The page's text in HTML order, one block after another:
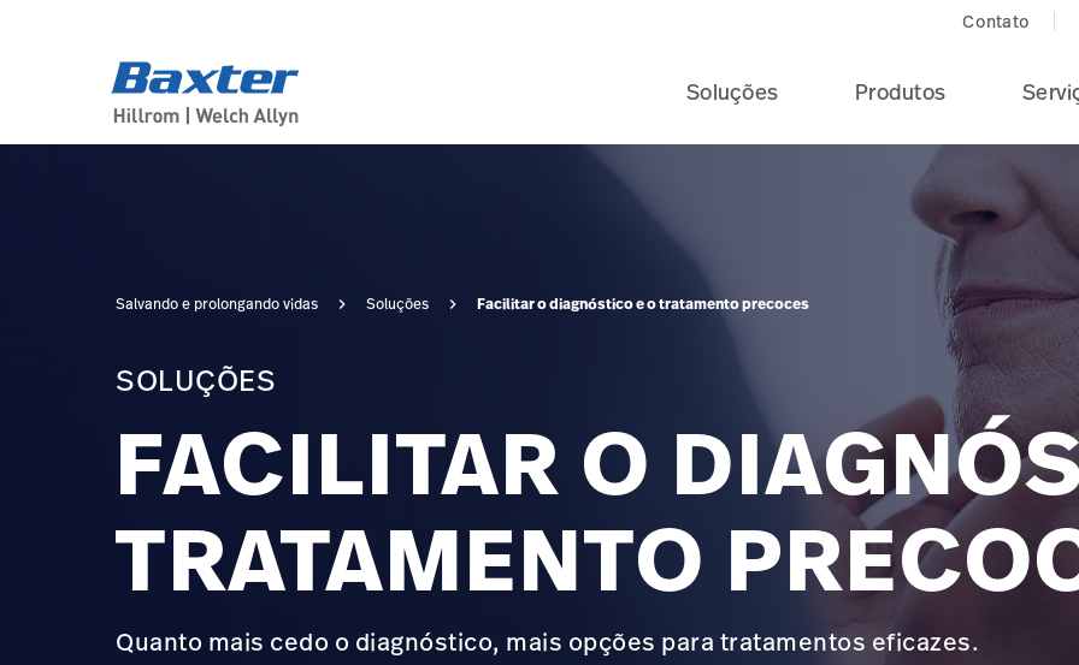
Contato
Soluções Produtos
Salvando e prolongando vidas Soluções Facilitar o diagnóstico e o tratamento precoces
SOLUÇÕES
FACILITAR O
TRATAMENTO
Quanto mais cedo o diagnóstico, mais opções para tratamentos eficazes.